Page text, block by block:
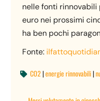
nelle fonti
euro nei prossimi
ha ben pochi
Fonte:
 CO2|energie rinnovabili|